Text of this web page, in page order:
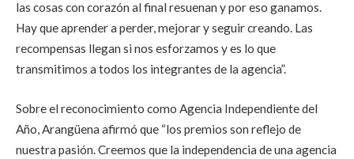
las cosas con corazón al final resuenan y por eso ganamos.
Hay que aprender a perder, mejorar y seguir creando. Las
recompensas llegan si nos esforzamos y es lo que
transmitimos a todos los integrantes de la agencia”.
Sobre el reconocimiento como Agencia Independiente del
Año, Arangüena afirmó que “los premios son reflejo de
nuestra pasión. Creemos que la independencia de una agencia